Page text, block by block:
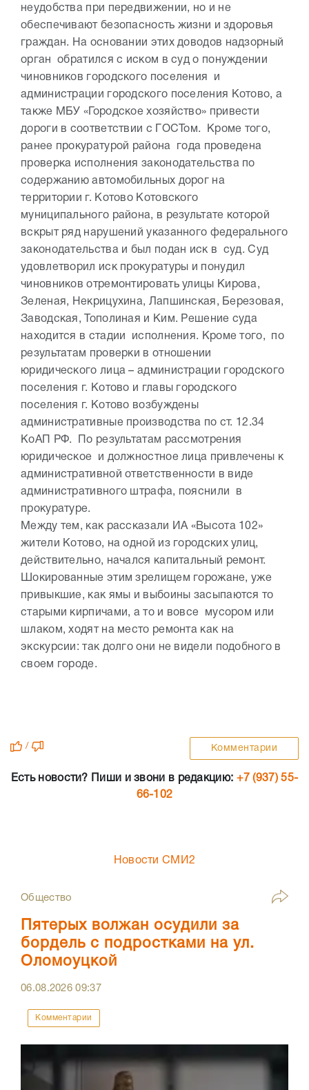
неудобства при передвижении, но и не
обеспечивают безопасность жизни и здоровья
граждан. На основании этих доводов надзорный
орган обратился с иском в суд о понуждении
чиновников городского поселения и
администрации городского поселения Котово, а
также МБУ «Городское хозяйство» привести
дороги в соответствии с ГОСТом. Кроме того,
ранее прокуратурой района года проведена
проверка исполнения законодательства по
содержанию автомобильных дорог на
территории г. Котово Котовского
муниципального района, в результате которой
вскрыт ряд нарушений указанного федерального
законодательства и был подан иск в суд. Суд
удовлетворил иск прокуратуры и понудил
чиновников отремонтировать улицы Кирова,
Зеленая, Некрицухина, Лапшинская, Березовая,
Заводская, Тополиная и Ким. Решение суда
находится в стадии исполнения. Кроме того, по
результатам проверки в отношении
юридического лица – администрации городского
поселения г. Котово и главы городского
поселения г. Котово возбуждены
административные производства по ст. 12.34
КоАП РФ. По результатам рассмотрения
юридическое и должностное лица привлечены к
административной ответственности в виде
административного штрафа, пояснили в
прокуратуре.
Между тем, как рассказали ИА «Высота 102»
жители Котово, на одной из городских улиц,
действительно, начался капитальный ремонт.
Шокированные этим зрелищем горожане, уже
привыкшие, как ямы и выбоины засыпаются то
старыми кирпичами, а то и вовсе мусором или
шлаком, ходят на место ремонта как на
экскурсии: так долго они не видели подобного в
своем городе.
/ Комментарии
Есть новости? Пиши и звони в редакцию: +7 (937) 55-
66-102
Новости СМИ2
Общество
Пятерых волжан осудили за
бордель с подростками на ул.
Оломоуцкой
06.08.202609:37
Комментарии